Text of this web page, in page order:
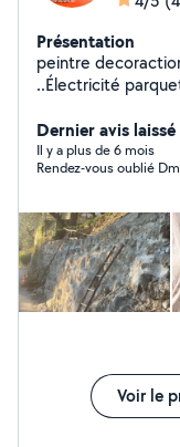
Présentation
peintre
..Électricité
Dernier avis
Il y a plus de 6 mois
Rendez-vous oublié
Voir le